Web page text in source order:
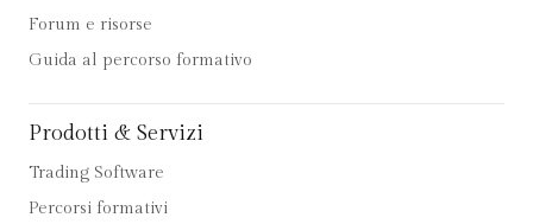
Forum e risorse
Guida al percorso formativo
Prodotti & Servizi
Trading Software
Percorsi formativi